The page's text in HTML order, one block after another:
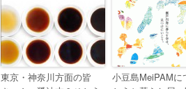
東京・神奈川方面の皆
小豆島MeiPAMに